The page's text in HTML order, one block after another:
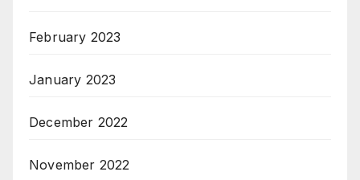
February 2023
January 2023
December 2022
November 2022